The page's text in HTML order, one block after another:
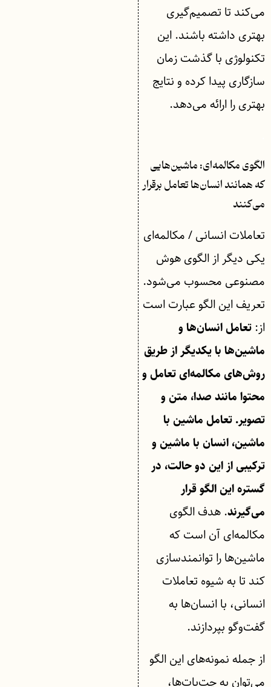
می‌کند تا تصمیم‌گیری
بهتری داشته باشند. این
تکنولوژی با گذشت زمان
سازگاری پیدا کرده و نتایج
بهتری را ارائه می‌دهد.
الگوی مکالمه‌ای: ماشین‌هایی
که همانند انسان‌ها تعامل برقرار
می‌کنند
تعاملات انسانی / مکالمه‌ای
یکی دیگر از الگوی هوش
مصنوعی محسوب می‌شود.
تعریف این الگو عبارت است
از: تعامل انسان‌ها و
ماشین‌ها با یکدیگر از طریق
روش‌های مکالمه‌ای تعامل و
محتوا مانند صدا، متن و
تصویر. تعامل ماشین با
ماشین، انسان با ماشین و
ترکیبی از این دو حالت، در
گستره این الگو قرار
می‌گیرند. هدف الگوی
مکالمه‌ای آن است که
ماشین‌ها را توانمندسازی
کند تا به شیوه تعاملات
انسانی، با انسان‌ها به
گفت‌وگو بپردازند.
از جمله نمونه‌های این الگو
می‌توان به چت‌بات‌ها،